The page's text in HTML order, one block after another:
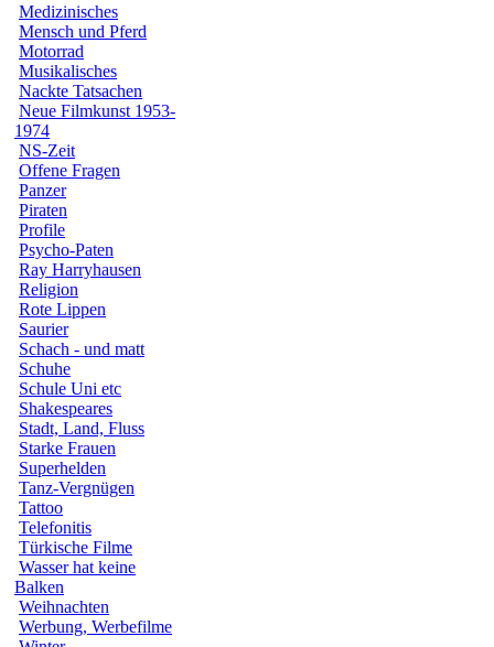
Medizinisches
Mensch und Pferd
Motorrad
Musikalisches
Nackte Tatsachen
Neue Filmkunst 1953-
1974
NS-Zeit
Offene Fragen
Panzer
Piraten
Profile
Psycho-Paten
Ray Harryhausen
Religion
Rote Lippen
Saurier
Schach - und matt
Schuhe
Schule Uni etc
Shakespeares
Stadt, Land, Fluss
Starke Frauen
Superhelden
Tanz-Vergnügen
Tattoo
Telefonitis
Türkische Filme
Wasser hat keine
Balken
Weihnachten
Werbung, Werbefilme